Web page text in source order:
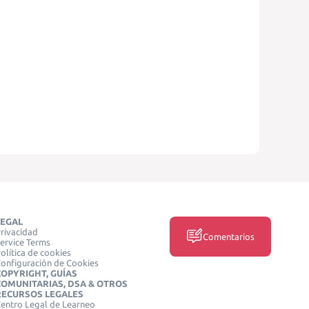
Terms
de cookies
de Cookies
GUÍAS
DSA & OTROS
LEGALES
Legal de Learneo
Comentarios